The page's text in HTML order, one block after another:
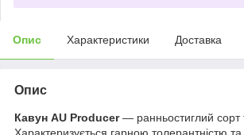
Опис Характеристики Доставка
Опис
Кавун AU Producer— ранньостиглий сорт
Характеризується гарною толерантністю та